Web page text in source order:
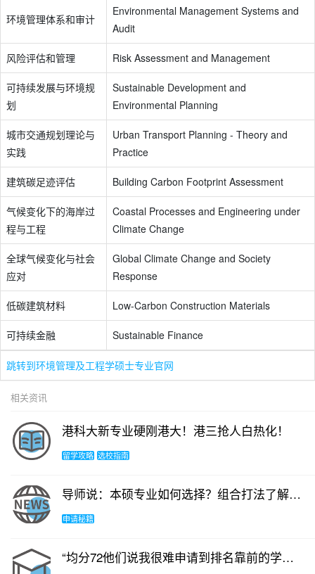
环境管理体系和审计
Environmental Management Systems and
Audit
风险评估和管理 Risk Assessment and Management
可持续发展与环境规
划
Sustainable Development and
Environmental Planning
城市交通规划理论与
实践
Urban Transport Planning - Theory and
Practice
建筑碳足迹评估 Building Carbon Footprint Assessment
气候变化下的海岸过
程与工程
Coastal Processes and Engineering under
Climate Change
全球气候变化与社会
应对
Global Climate Change and Society
Response
低碳建筑材料 Low-Carbon Construction Materials
可持续金融 Sustainable Finance
跳转到环境管理及工程学硕士专业官网
相关资讯
港科大新专业硬刚港大！港三抢人白热化！
留学攻略 选校指南
导师说：本硕专业如何选择？组合打法了解一下！
申请秘籍
“均分72他们说我很难申请到排名靠前的学校”，我用港理工商学院offer为自己证明！